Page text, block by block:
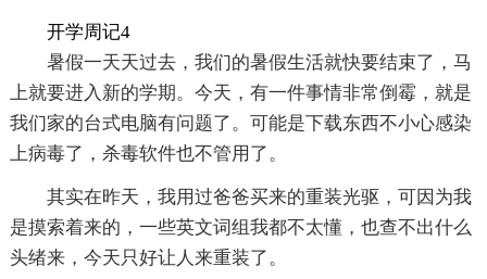
开学周记4
暑假一天天过去，我们的暑假生活就快要结束了，马
上就要进入新的学期。今天，有一件事情非常倒霉，就是
我们家的台式电脑有问题了。可能是下载东西不小心感染
上病毒了，杀毒软件也不管用了。
其实在昨天，我用过爸爸买来的重装光驱，可因为我
是摸索着来的，一些英文词组我都不太懂，也查不出什么
头绪来，今天只好让人来重装了。